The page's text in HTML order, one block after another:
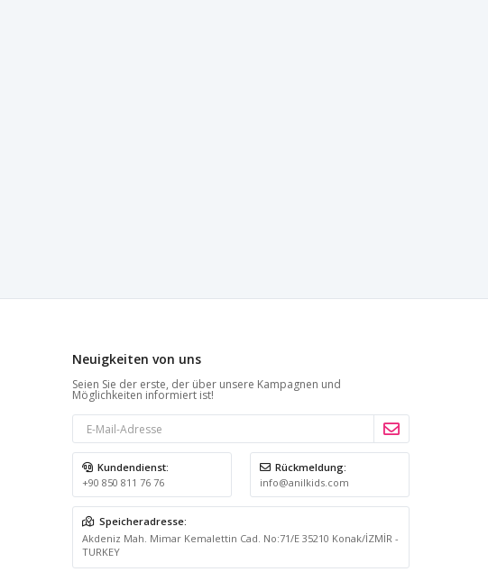
Neuigkeiten von uns
Seien Sie der erste, der über unsere Kampagnen und
Möglichkeiten informiert ist!
Kundendienst:
+90 850 811 76 76
Rückmeldung:
info@anilkids.com
Speicheradresse:
Akdeniz Mah. Mimar Kemalettin Cad. No:71/E 35210 Konak/İZMİR -
TURKEY